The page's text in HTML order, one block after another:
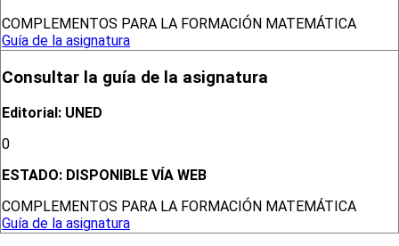
COMPLEMENTOS PARA LA FORMACIÓN MATEMÁTICA
Guía de la asignatura
Consultar la guía de la asignatura
Editorial: UNED
0
ESTADO: DISPONIBLE VÍA WEB
COMPLEMENTOS PARA LA FORMACIÓN MATEMÁTICA
Guía de la asignatura